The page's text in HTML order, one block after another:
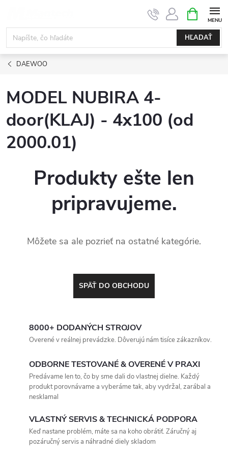
obsah
HĽADAŤ
KOŠÍK
DAEWOO
MODEL NUBIRA 4-
door(KLAJ) - 4x100 (od
2000.01)
Produkty ešte len
pripravujeme.
Môžete sa ale pozrieť na ostatné kategórie.
SPÄŤ DO OBCHODU
8000+ DODANÝCH STROJOV
Overené v reálnej prevádzke. Dôverujú nám tisíce zákazníkov.
ODBORNE TESTOVANÉ & OVERENÉ V PRAXI
Predávame len to, čo by sme dali do vlastnej dielne. Každý
produkt porovnávame a vyberáme tak, aby vydržal, zarábal a
nesklamal
VLASTNÝ SERVIS & TECHNICKÁ PODPORA
Keď nastane problém, máte sa na koho obrátiť. Záručný aj
pozáručný servis a náhradné diely skladom